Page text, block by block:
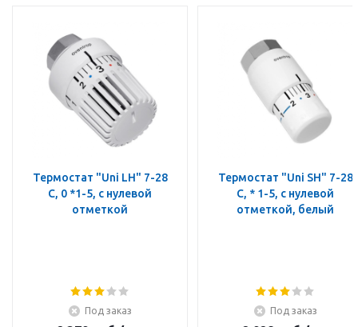
Термостат "Uni LH" 7-28
C, 0 *1-5, с нулевой
отметкой
Под заказ
Термостат "Uni SH" 7-28
C, * 1-5, с нулевой
отметкой, белый
Под заказ